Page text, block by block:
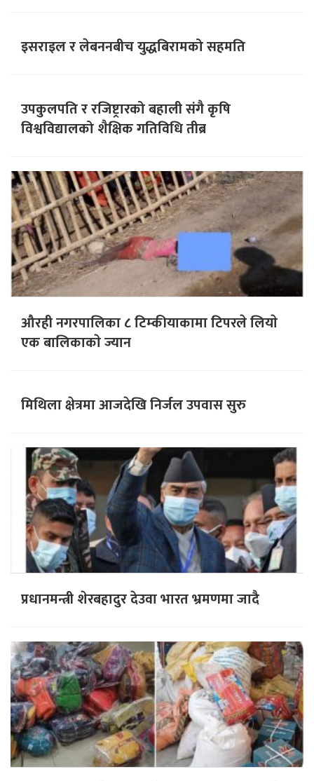
इसराइल र लेबननबीच युद्धबिरामको सहमति
उपकुलपति र रजिष्ट्रारको बहाली संगै कृषि
विश्वविद्यालको शैक्षिक गतिविधि तीब्र
औरही नगरपालिका ८ टिम्कीयाकामा टिपरले लियाे
एक बालिकाकाे ज्यान
मिथिला क्षेत्रमा आजदेखि निर्जल उपवास सुरु
प्रधानमन्त्री शेरबहादुर देउवा भारत भ्रमणमा जादै